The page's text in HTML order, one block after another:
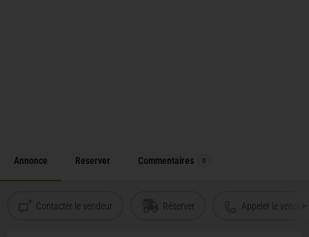
Annonce Reserver Commentaires 0
Contacter le vendeur Réserver Appeler le vendeur